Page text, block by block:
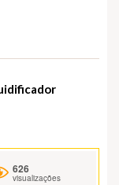
626
visualizações